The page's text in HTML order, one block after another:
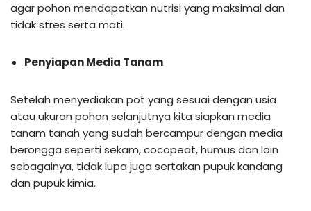
agar pohon mendapatkan nutrisi yang maksimal dan
tidak stres serta mati.
Penyiapan Media Tanam
Setelah menyediakan pot yang sesuai dengan usia
atau ukuran pohon selanjutnya kita siapkan media
tanam tanah yang sudah bercampur dengan media
berongga seperti sekam, cocopeat, humus dan lain
sebagainya, tidak lupa juga sertakan pupuk kandang
dan pupuk kimia.